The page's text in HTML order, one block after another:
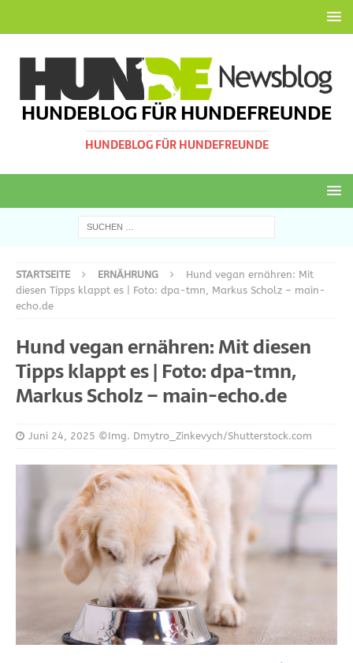
HUNDEBLOG FÜR HUNDEFREUNDE
HUNDEBLOG FÜR HUNDEFREUNDE
STARTSEITE ERNÄHRUNG
Hund vegan ernähren: Mit
diesen Tipps klappt es | Foto: dpa-tmn, Markus Scholz – main-
echo.de
Hund vegan ernähren: Mit diesen
Tipps klappt es | Foto: dpa-tmn,
Markus Scholz – main-echo.de
Juni 24, 2025 ©Img. Dmytro_Zinkevych/Shutterstock.com